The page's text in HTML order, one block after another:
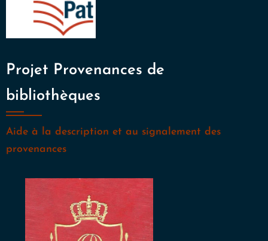
Projet Provenances de
bibliothèques
Aide à la description et au signalement des
provenances